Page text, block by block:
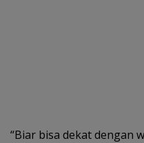
“Biar bisa dekat dengan